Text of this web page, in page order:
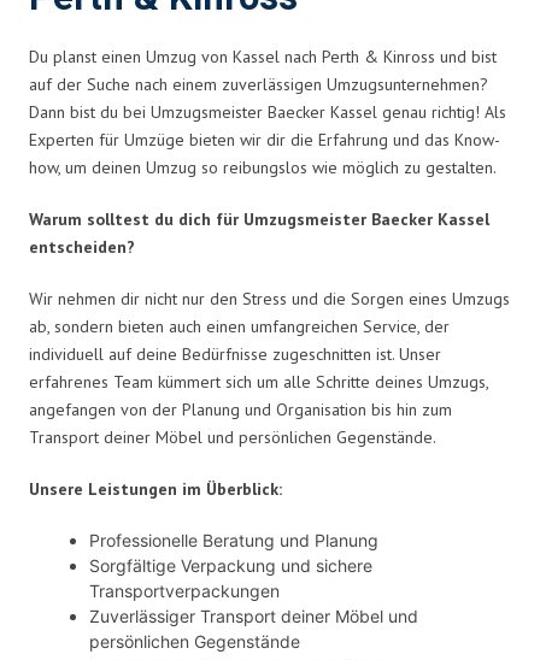
Du planst einen Umzug von Kassel nach Perth & Kinross und bist
auf der Suche nach einem zuverlässigen Umzugsunternehmen?
Dann bist du bei Umzugsmeister Baecker Kassel genau richtig! Als
Experten für Umzüge bieten wir dir die Erfahrung und das Know-
how, um deinen Umzug so reibungslos wie möglich zu gestalten.
Warum solltest du dich für Umzugsmeister Baecker Kassel
entscheiden?
Wir nehmen dir nicht nur den Stress und die Sorgen eines Umzugs
ab, sondern bieten auch einen umfangreichen Service, der
individuell auf deine Bedürfnisse zugeschnitten ist. Unser
erfahrenes Team kümmert sich um alle Schritte deines Umzugs,
angefangen von der Planung und Organisation bis hin zum
Transport deiner Möbel und persönlichen Gegenstände.
Unsere Leistungen im Überblick:
Professionelle Beratung und Planung
Sorgfältige Verpackung und sichere
Transportverpackungen
Zuverlässiger Transport deiner Möbel und
persönlichen Gegenstände